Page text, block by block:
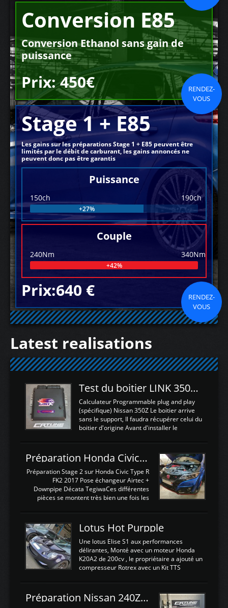
Conversion E85
Conversion Ethanol sans gain de
puissance
Prix: 450€
RENDEZ-
VOUS
Stage 1 + E85
Les gains sur les préparations Stage 1 + E85 peuvent être
limités par le débit de carburant, les gains annoncés ne
peuvent donc pas être garantis
Puissance
150ch 190ch
+27%
Couple
240Nm 340Nm
+42%
Prix:640 €
RENDEZ-
VOUS
Latest realisations
Test du boitier LINK 350Z Plugin ECU
Calculateur Programmable plug and play
(spécifique) Nissan 350Z Le boitier arrive
sans le support, Il faudra récupérer celui du
boitier d'origine Avant d'installer le
d'envoyer l'information de la large bande
dans le boitier. sydney sweeney deepfake
La sortie 0-5V de l'afr sera connectée sur
l'entrée AN Volt 8 et GndAN pour
Analogique, et Volt car l'information est une
tension (Pas une résistance variable d'un
est temps de brancher le ...
Préparation Honda Civic Type R FK2
Préparation Stage 2 sur Honda Civic Type R
FK2 2017 Pose échangeur Airtec +
Downpipe Décata TegiwaCes différentes
pièces se montent très bien une fois les
légere découpe du plastique inferieur,
negénant en rien la structure ou le
fonctionnement du fond plat. Une
reprogrammation Stage 2 est faite sur le
calculateur d'origine. Une alternative
économique au passage sur Hondata
d'origine 310cv et 400Nn , Une fois
reprogrammé et les ...
Lotus Hot Purpple
Une lotus Elise S1 aux performances
délirantes, Monté avec un moteur Honda
K20A2 de 200cv , le propriétaire a ajouté un
compresseur Rotrex avec un Kit TTS
d'augmenter la puissance de son moteur:
un watercooler a été ajouté. 300Cv sans
Préparation Nissan 240Z SR20DET